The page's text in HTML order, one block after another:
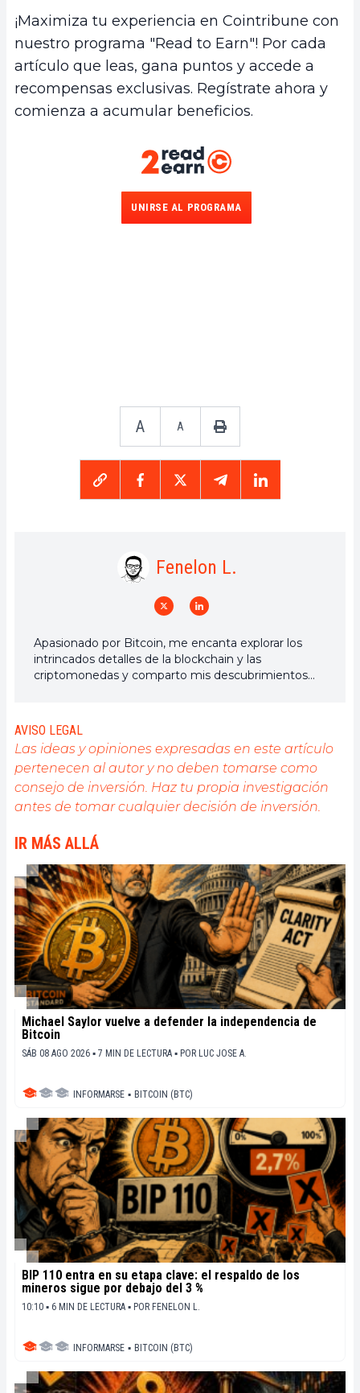
¡Maximiza tu experiencia en Cointribune con
nuestro programa "Read to Earn"! Por cada
artículo que leas, gana puntos y accede a
recompensas exclusivas. Regístrate ahora y
comienza a acumular beneficios.
UNIRSE AL PROGRAMA
A A
Fenelon L.
Apasionado por Bitcoin, me encanta explorar los
intrincados detalles de la blockchain y las
criptomonedas y comparto mis descubrimientos
garantizadas para todos, y creo firmemente que
Bitcoin es la herramienta que puede hacer esto
posible.
AVISO LEGAL
Las ideas y opiniones expresadas en este artículo
pertenecen al autor y no deben tomarse como
consejo de inversión. Haz tu propia investigación
antes de tomar cualquier decisión de inversión.
IR MÁS ALLÁ
Michael Saylor vuelve a defender la independencia de
Bitcoin
SÁB 08 AGO 2026 ▪ 7 MIN DE LECTURA ▪ POR LUC JOSE A.
INFORMARSE ▪ BITCOIN (BTC)
BIP 110 entra en su etapa clave: el respaldo de los
mineros sigue por debajo del 3 %
10:10 ▪ 6 MIN DE LECTURA ▪ POR FENELON L.
INFORMARSE ▪ BITCOIN (BTC)